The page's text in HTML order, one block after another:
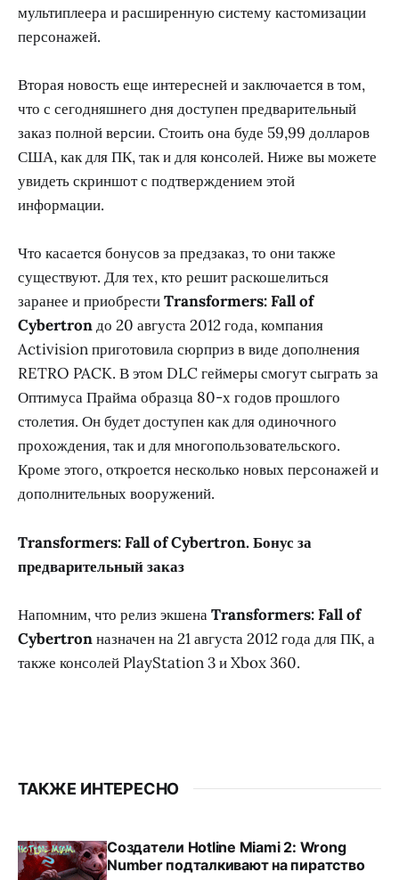
мультиплеера и расширенную систему кастомизации
персонажей.
Вторая новость еще интересней и заключается в том,
что с сегодняшнего дня доступен предварительный
заказ полной версии. Стоить она буде 59,99 долларов
США, как для ПК, так и для консолей. Ниже вы можете
увидеть скриншот с подтверждением этой
информации.
Что касается бонусов за предзаказ, то они также
существуют. Для тех, кто решит раскошелиться
заранее и приобрестиTransformers: Fall of
Cybertronдо 20 августа 2012 года, компания
Activision приготовила сюрприз в виде дополнения
RETRO PACK. В этом DLC геймеры смогут сыграть за
Оптимуса Прайма образца 80-х годов прошлого
столетия. Он будет доступен как для одиночного
прохождения, так и для многопользовательского.
Кроме этого, откроется несколько новых персонажей и
дополнительных вооружений.
Transformers: Fall of Cybertron. Бонус за
предварительный заказ
Напомним, что релиз экшенаTransformers: Fall of
Cybertronназначен на 21 августа 2012 года для ПК, а
также консолей PlayStation 3 и Xbox 360.
ТАКЖЕ ИНТЕРЕСНО
Создатели Hotline Miami 2: Wrong
Number подталкивают на пиратство